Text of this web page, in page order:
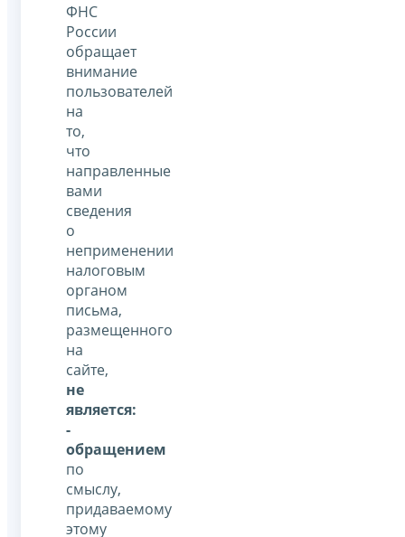
ФНС
России
обращает
внимание
пользователей
на
то,
что
направленные
вами
сведения
о
неприменении
налоговым
органом
письма,
размещенного
на
сайте,
не
является:
-
обращением
по
смыслу,
придаваемому
этому